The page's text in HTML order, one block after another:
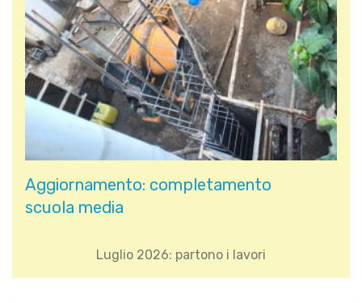
Aggiornamento: completamento
scuola media
Luglio 2026: partono i lavori